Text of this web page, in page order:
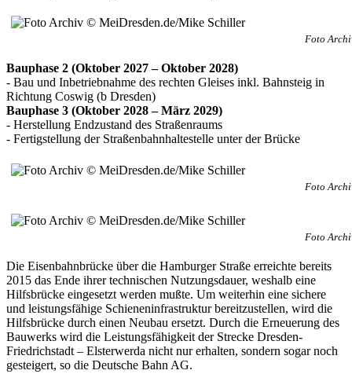
Foto
Bauphase 2 (Oktober 2027 – Oktober 2028)
- Bau und Inbetriebnahme des rechten Gleises inkl. Bahnsteig in
Richtung Coswig (b Dresden)
Bauphase 3 (Oktober 2028 – März 2029)
- Herstellung Endzustand des Straßenraums
- Fertigstellung der Straßenbahnhaltestelle unter der Brücke
Foto
Foto
Die Eisenbahnbrücke über die Hamburger Straße erreichte bereits
2015 das Ende ihrer technischen Nutzungsdauer, weshalb eine
Hilfsbrücke eingesetzt werden mußte. Um weiterhin eine sichere
und leistungsfähige Schieneninfrastruktur bereitzustellen, wird die
Hilfsbrücke durch einen Neubau ersetzt. Durch die Erneuerung des
Bauwerks wird die Leistungsfähigkeit der Strecke Dresden-
Friedrichstadt – Elsterwerda nicht nur erhalten, sondern sogar noch
gesteigert, so die Deutsche Bahn AG.